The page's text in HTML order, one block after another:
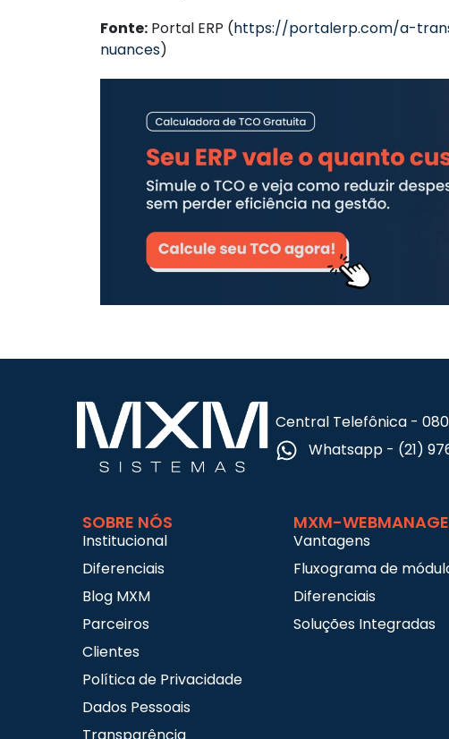
Fonte: Portal ERP (https://portalerp.com/a-
nuances)
Central Telefônica -
Whatsapp - (21)
SOBRE NÓS
Institucional
Diferenciais
Blog MXM
Parceiros
Clientes
Política de Privacidade
Dados Pessoais
Transparência
MXM-
Vantagens
Fluxograma de
Diferenciais
Soluções Integradas